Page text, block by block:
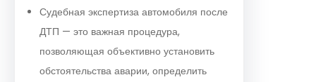
Судебная экспертиза автомобиля после
ДТП — это важная процедура,
позволяющая объективно установить
обстоятельства аварии, определить